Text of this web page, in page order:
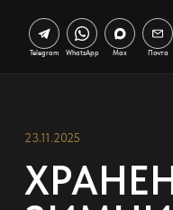
Telegram WhatsApp Max Почта
23.11.2025